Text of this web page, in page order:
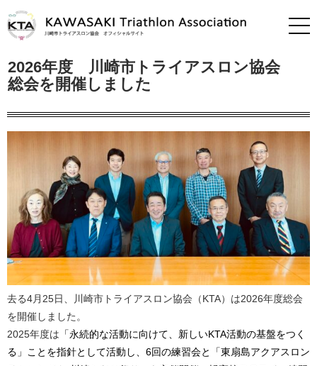
2026年度 川崎市トライアスロン協会
総会を開催しました
去る4月25日、川崎市トライアスロン協会（KTA）は2026年度総会
を開催しました。
2025年度は 「永続的な活動に向けて、新しいKTA活動の基盤をつく
る」
ことを指針として活動し、6回の練習会と「東扇島アクアスロン